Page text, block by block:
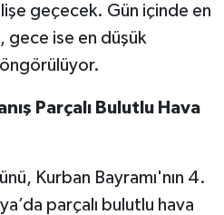
geçecek. Gün içinde en
, gece ise en düşük
Parçalı Bulutlu Hava
Kurban Bayramı'nın 4.
parçalı bulutlu hava